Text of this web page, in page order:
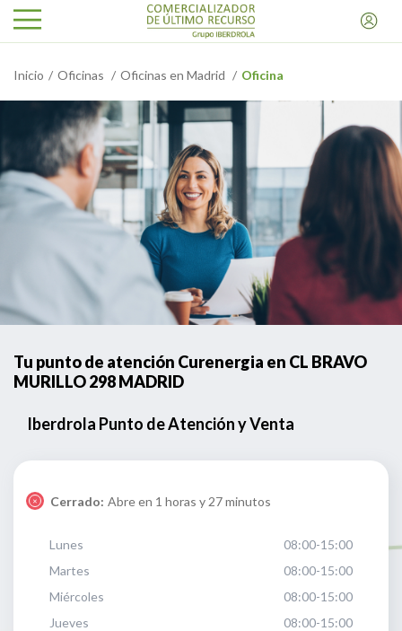
Inicio Oficinas Oficinas en Madrid Oficina
Tu punto de atención Curenergia en CL BRAVO
MURILLO 298 MADRID
Iberdrola Punto de Atención y Venta
Cerrado: Abre en 1 horas y 27 minutos
Lunes
08:00-15:00
Martes
08:00-15:00
Miércoles
08:00-15:00
Jueves
08:00-15:00